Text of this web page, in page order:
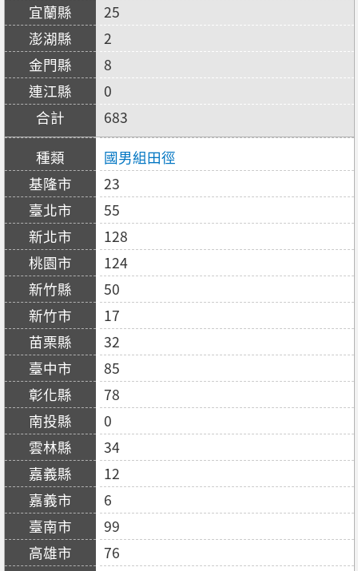
25
2
8
0
683
國男組田徑
23
55
128
124
50
17
32
85
78
0
34
12
6
99
76